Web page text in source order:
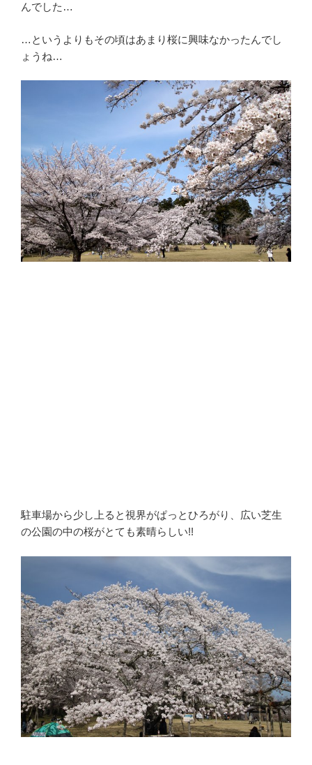
んでした…
…というよりもその頃はあまり桜に興味なかったんでし
ょうね…
駐車場から少し上ると視界がぱっとひろがり、広い芝生
の公園の中の桜がとても素晴らしい!!